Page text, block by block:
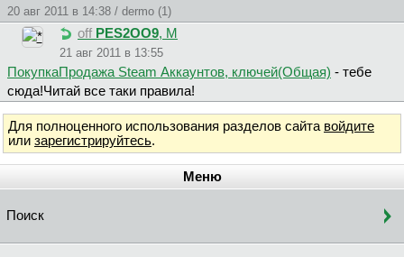
20 авг 2011 в 14:38 / dermo (1)
off PES2OO9, М
21 авг 2011 в 13:55
ПокупкаПродажа Steam Аккаунтов, ключей(Общая) - тебе
сюда!Читай все таки правила!
Для полноценного использования разделов сайта войдите
или зарегистрируйтесь.
Меню
Поиск